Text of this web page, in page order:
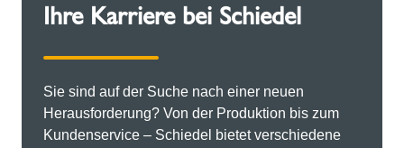
Ihre Karriere bei Schiedel
Sie sind auf der Suche nach einer neuen
Herausforderung? Von der Produktion bis zum
Kundenservice – Schiedel bietet verschiedene